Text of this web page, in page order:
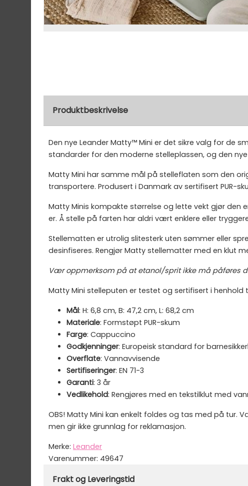
Produktbeskrivelse
Den nye Leander Matty™ Mini er det sikre valg for de
standarder for den moderne stelleplassen, og den
Matty Mini har samme mål på stelleflaten som den
transportere. Produsert i Danmark av sertifisert PUR-
Matty Minis kompakte størrelse og lette vekt gjør den
er. Å stelle på farten har aldri vært enklere eller
Stellematten er utrolig slitesterk uten sømmer eller
desinfiseres. Rengjør Matty stellematter med en klut
Vær oppmerksom på at etanol/sprit ikke må påføres
Matty Mini stelleputen er testet og sertifisert i
Mål: H: 6,8 cm, B: 47,2 cm, L: 68,2 cm
Materiale: Formstøpt PUR-skum
Farge: Cappuccino
Godkjenninger: Europeisk standard for
Overflate: Vannavvisende
Sertifiseringer: EN 71-3
Garanti: 3 år
Vedlikehold: Rengjøres med en tekstilklut med
OBS! Matty Mini kan enkelt foldes og tas med på tur.
men gir ikke grunnlag for reklamasjon.
Merke: Leander
Varenummer: 49647
Frakt og Leveringstid